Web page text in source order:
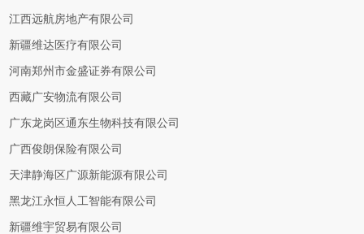
江西远航房地产有限公司
新疆维达医疗有限公司
河南郑州市金盛证券有限公司
西藏广安物流有限公司
广东龙岗区通东生物科技有限公司
广西俊朗保险有限公司
天津静海区广源新能源有限公司
黑龙江永恒人工智能有限公司
新疆维宇贸易有限公司